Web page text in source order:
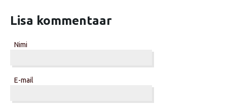
Lisa kommentaar
Nimi
E-mail